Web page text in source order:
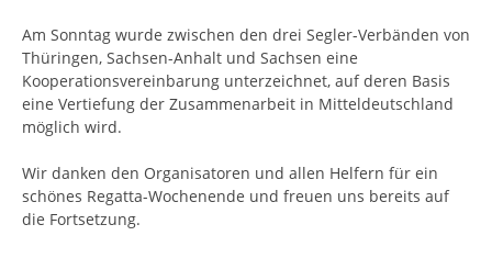
Am Sonntag wurde zwischen den drei Segler-Verbänden von
Thüringen, Sachsen-Anhalt und Sachsen eine
Kooperationsvereinbarung unterzeichnet, auf deren Basis
eine Vertiefung der Zusammenarbeit in Mitteldeutschland
möglich wird.
Wir danken den Organisatoren und allen Helfern für ein
schönes Regatta-Wochenende und freuen uns bereits auf
die Fortsetzung.